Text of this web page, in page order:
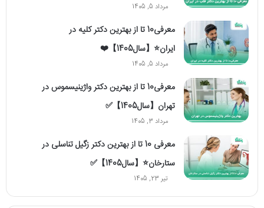
مرداد 5, 1405
معرفی10 تا از بهترین دکتر کلیه در
ایران⭐【سال1405】❤️
مرداد 5, 1405
معرفی10 تا از بهترین دکتر واژینیسموس در
تهران【سال1405】✅
مرداد 3, 1405
معرفی 10 تا از بهترین دکتر زگیل تناسلی در
ستارخان⭐【سال1405】✅
تیر 23, 1405